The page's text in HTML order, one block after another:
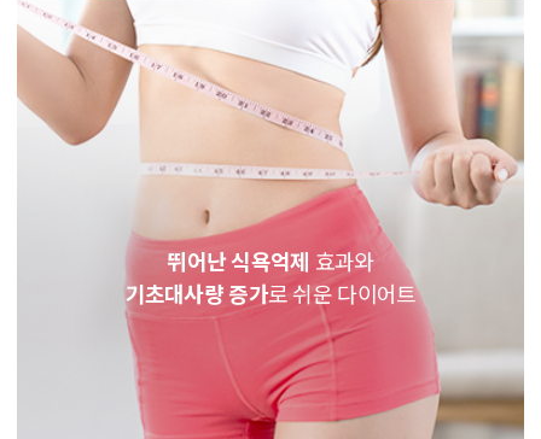
뛰어난 식욕억제 효과와
기초대사량 증가로 쉬운 다이어트